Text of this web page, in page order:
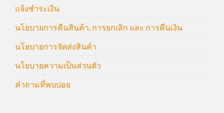
แจ้งชำระเงิน
นโยบายการคืนสินค้า, การยกเลิก และ การคืนเงิน
นโยบายการจัดส่งสินค้า
นโยบายความเป็นส่วนตัว
คำถามที่พบบ่อย